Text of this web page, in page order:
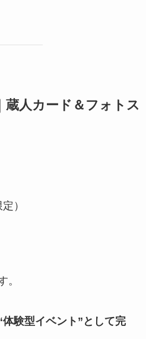
蔵人カード＆フォトス
）
。
験型イベント”として完